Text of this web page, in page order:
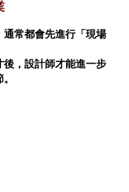
常都會先進行「現場
，設計師才能進一步